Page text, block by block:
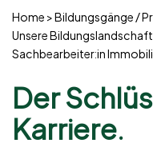
Home
Bildungsgänge /
Unsere Bildungslandschaft
Sachbearbeiter:in
Der
Karriere.